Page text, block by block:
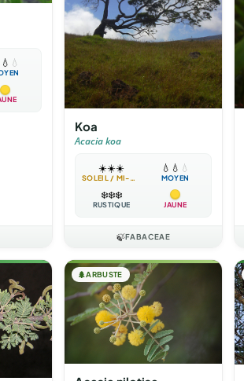
💧 💧
Koa
Acacia koa
☀️☀️☀️
SOLEIL / MI-OMBRE
💧 💧 💧
MOYEN
❄️❄️❄️
RUSTIQUE JAUNE
🍃FABACEAE
🌲ARBUSTE